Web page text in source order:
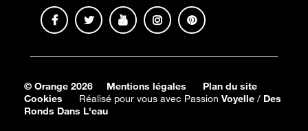
© Orange 2026 Mentions légales
Plan du site
Cookies
Réalisé pour vous avec Passion Voyelle / Des
Ronds Dans L'eau